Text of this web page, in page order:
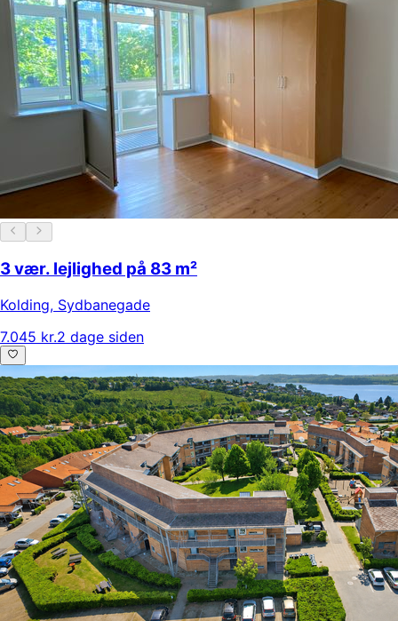
3 vær. lejlighed på 83 m²
Kolding, Sydbanegade
7.045 kr.2 dage siden